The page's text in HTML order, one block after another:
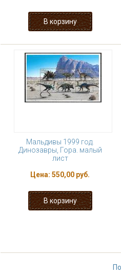
Мальдивы 1999 год.
Динозавры, Гора. малый
лист
Цена: 550,00 руб.